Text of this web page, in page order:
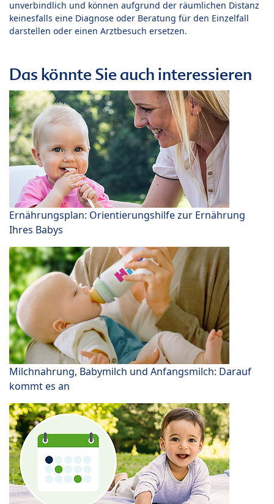
unverbindlich und können aufgrund der räumlichen Distanz
keinesfalls eine Diagnose oder Beratung für den Einzelfall
darstellen oder einen Arztbesuch ersetzen.
Das könnte Sie auch interessieren
Ernährungsplan: Orientierungshilfe zur Ernährung
Ihres Babys
Milchnahrung, Babymilch und Anfangsmilch: Darauf
kommt es an